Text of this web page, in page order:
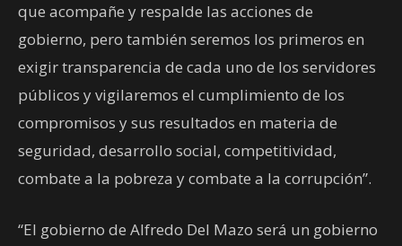
que acompañe y respalde las acciones de
gobierno, pero también seremos los primeros en
exigir transparencia de cada uno de los servidores
públicos y vigilaremos el cumplimiento de los
compromisos y sus resultados en materia de
seguridad, desarrollo social, competitividad,
combate a la pobreza y combate a la corrupción”.
“El gobierno de Alfredo Del Mazo será un gobierno